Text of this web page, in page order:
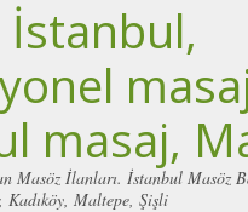
İstanbul,
masaj,
Masöz İlanları. İstanbul Masöz
Kadıköy, Maltepe, Şişli